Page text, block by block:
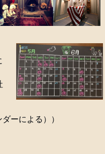
ーによる））